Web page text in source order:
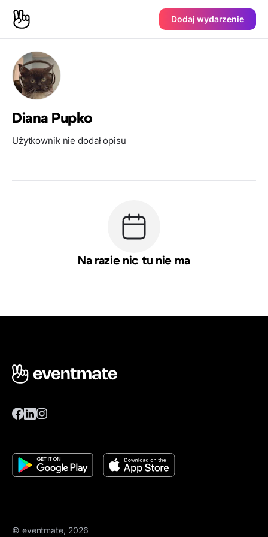
Dodaj wydarzenie
Diana Pupko
Użytkownik nie dodał opisu
Na razie nic tu nie ma
© eventmate, 2026